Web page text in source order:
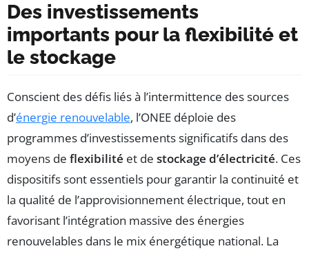
Des investissements
importants pour la flexibilité et
le stockage
Conscient des défis liés à l’intermittence des sources
d’énergie renouvelable, l’ONEE déploie des
programmes d’investissements significatifs dans des
moyens de flexibilité et de stockage d’électricité. Ces
dispositifs sont essentiels pour garantir la continuité et
la qualité de l’approvisionnement électrique, tout en
favorisant l’intégration massive des énergies
renouvelables dans le mix énergétique national. La